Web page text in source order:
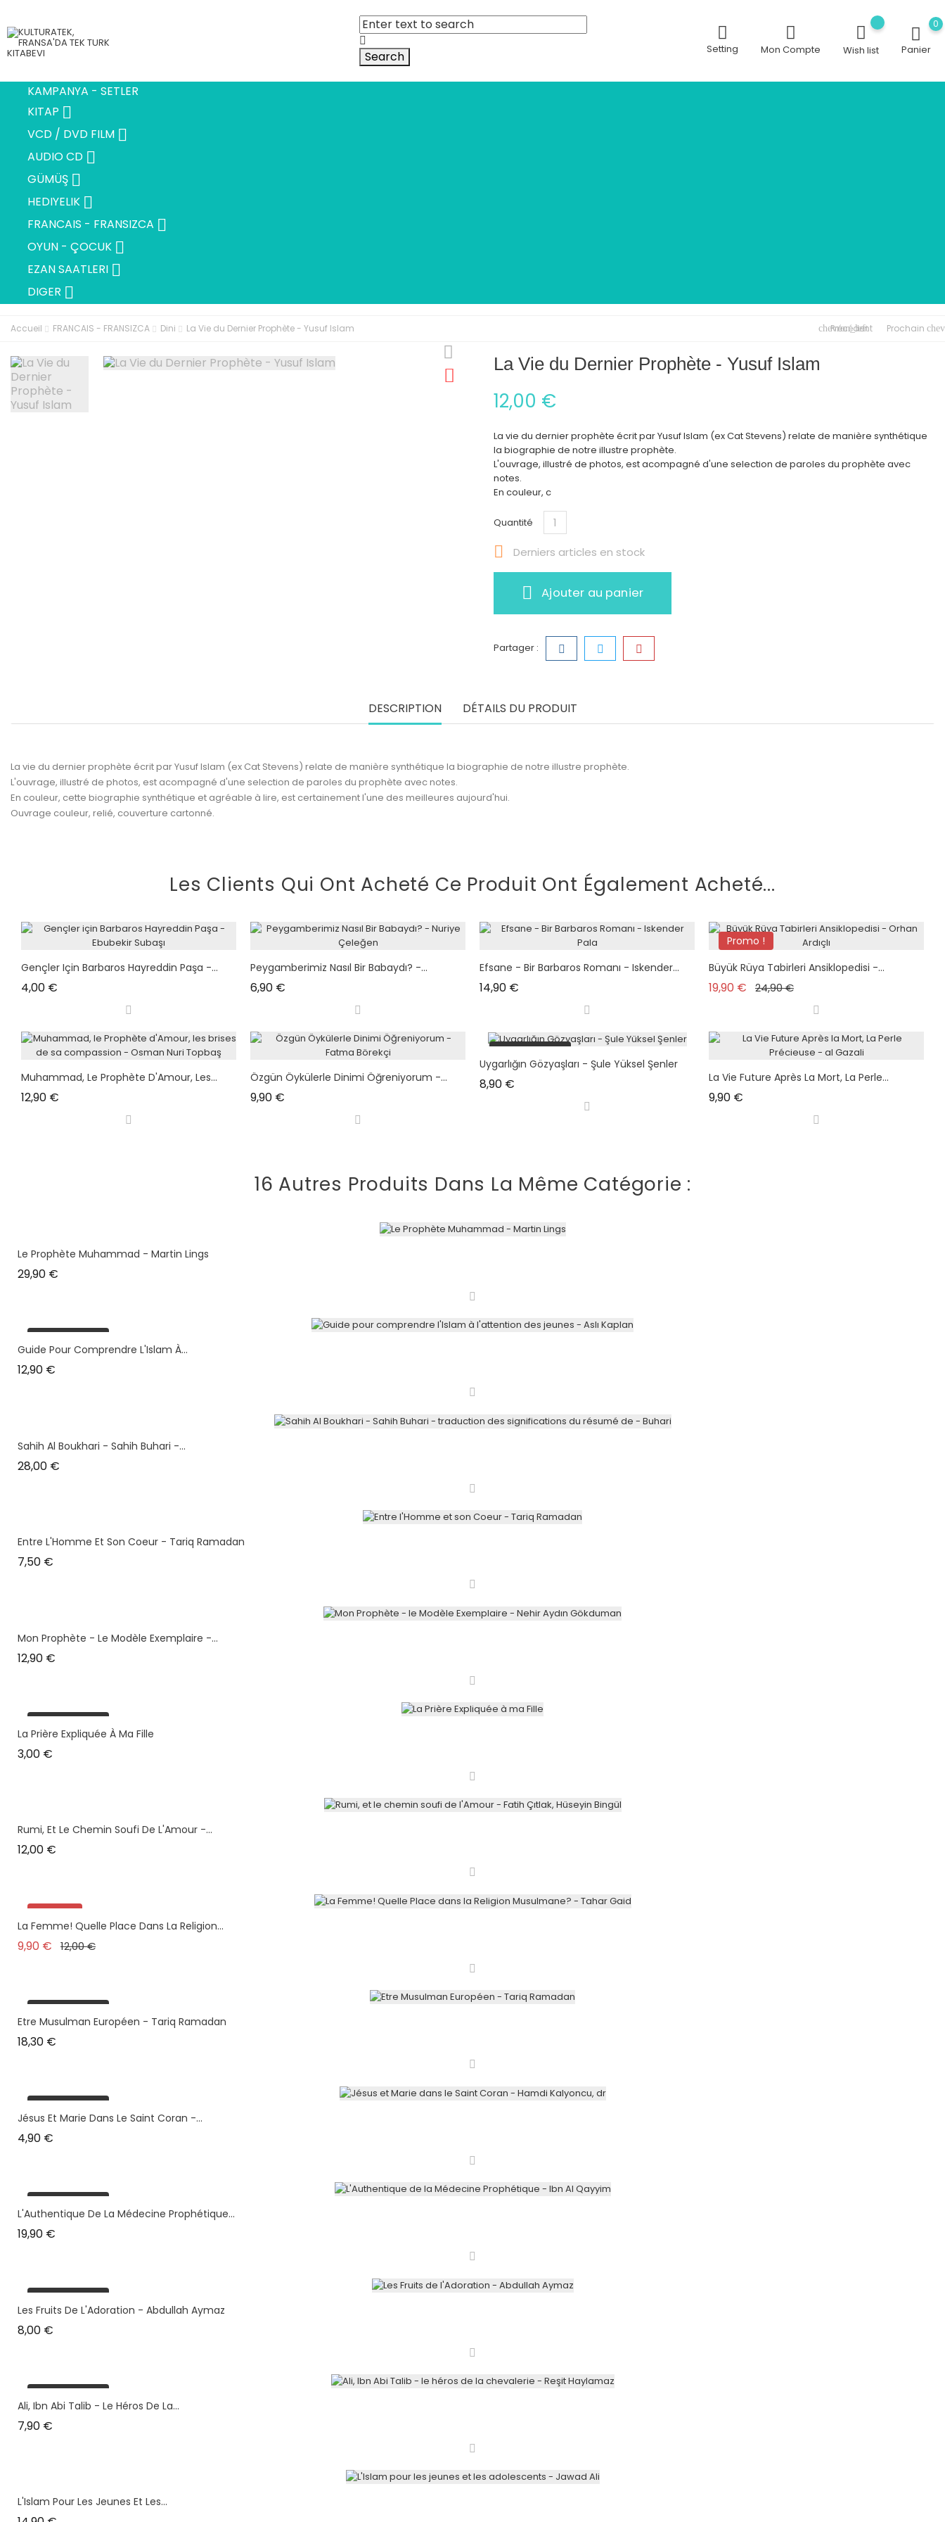
Search Setting Mon Compte Wish list
0
Panier
KAMPANYA - SETLER
KITAP 
VCD / DVD FILM 
AUDIO CD 
GÜMÜŞ 
HEDIYELIK 
FRANCAIS - FRANSIZCA 
OYUN - ÇOCUK 
EZAN SAATLERI 
DIGER 
Accueil FRANCAIS - FRANSIZCA Dini La Vie du Dernier Prophète - Yusuf Islam chevron_left
Précédent Prochain
La Vie du Dernier Prophète - Yusuf Islam
12,00 €
La vie du dernier prophète écrit par Yusuf Islam (ex Cat Stevens) relate de manière synthétique
la biographie de notre illustre prophète.
L'ouvrage, illustré de photos, est acompagné d'une selection de paroles du prophète avec
notes.
En couleur, c
Quantité
 Derniers articles en stock
Ajouter au panier
Partager :
DESCRIPTION DÉTAILS DU PRODUIT
La vie du dernier prophète écrit par Yusuf Islam (ex Cat Stevens) relate de manière synthétique la biographie de notre illustre prophète.
L'ouvrage, illustré de photos, est acompagné d'une selection de paroles du prophète avec notes.
En couleur, cette biographie synthétique et agréable à lire, est certainement l'une des meilleures aujourd'hui.
Ouvrage couleur, relié, couverture cartonné.
Les Clients Qui Ont Acheté Ce Produit Ont Également Acheté...
Gençler Için Barbaros Hayreddin Paşa -...
4,00 €
Peygamberimiz Nasıl Bir Babaydı? -...
6,90 €
Efsane - Bir Barbaros Romanı - Iskender...
14,90 €
Promo !
plus en stock
Büyük Rüya Tabirleri Ansiklopedisi -...
19,90 € Prix de base
24,90 €Prix
Muhammad, Le Prophète D'Amour, Les...
12,90 €
Özgün Öykülerle Dinimi Öğreniyorum -...
9,90 €
plus en stock
Uygarlığın Gözyaşları - Şule Yüksel Şenler
8,90 € La Vie Future Après La Mort, La Perle...
9,90 €
16 Autres Produits Dans La Même Catégorie :
Le Prophète Muhammad - Martin Lings
29,90 €
plus en stock
Guide Pour Comprendre L'Islam À...
12,90 €
Sahih Al Boukhari - Sahih Buhari -...
28,00 €
Entre L'Homme Et Son Coeur - Tariq Ramadan
7,50 €
Mon Prophète - Le Modèle Exemplaire -...
12,90 €
plus en stock
La Prière Expliquée À Ma Fille
3,00 €
Rumi, Et Le Chemin Soufi De L'Amour -...
12,00 €
Promo !
plus en stock
La Femme! Quelle Place Dans La Religion...
9,90 € Prix de base
12,00 €Prix
plus en stock
Etre Musulman Européen - Tariq Ramadan
18,30 €
plus en stock
Jésus Et Marie Dans Le Saint Coran -...
4,90 €
plus en stock
L'Authentique De La Médecine Prophétique...
19,90 €
plus en stock
Les Fruits De L'Adoration - Abdullah Aymaz
8,00 €
plus en stock
Ali, Ibn Abi Talib - Le Héros De La...
7,90 €
L'Islam Pour Les Jeunes Et Les...